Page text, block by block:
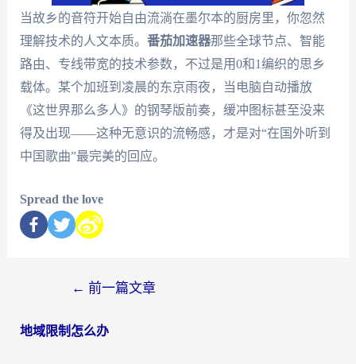
当故乡的音符开始自由流淌在墨尔本的厨房里，你忽然
理解技术的人文本质。 番茄加速器那些全球节点、智能
路由、专线带宽的技术参数，不过是用0和1编织的思乡
载体。某个加班到凌晨的东京雨夜，当电脑自动播放
《这世界那么多人》的钢琴版前奏，缓冲图标甚至没来
得及出现——这种无意识的流畅感，才是对“在国外听到
中国歌曲”最完美的回应。
Spread the love
← 前一篇文章
地域限制怎么办